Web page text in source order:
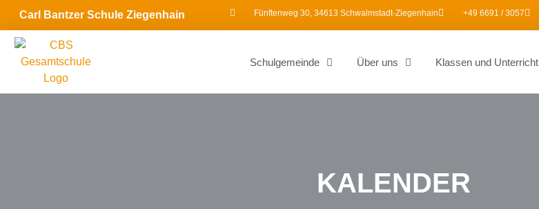
Carl Bantzer Schule Ziegenhain Fünftenweg 30, 34613 Schwalmstadt-Ziegenhain +49 6691 / 3057
Schulgemeinde Über uns Klassen und Unterricht
KALENDER